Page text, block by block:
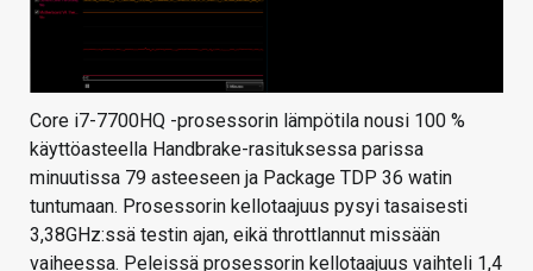
Core i7-7700HQ -prosessorin lämpötila nousi 100 %
käyttöasteella Handbrake-rasituksessa parissa
minuutissa 79 asteeseen ja Package TDP 36 watin
tuntumaan. Prosessorin kellotaajuus pysyi tasaisesti
3,38GHz:ssä testin ajan, eikä throttlannut missään
vaiheessa. Peleissä prosessorin kellotaajuus vaihteli 1,4